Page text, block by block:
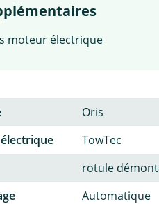
moteur électrique
Oris
TowTec
rotule
Automatique